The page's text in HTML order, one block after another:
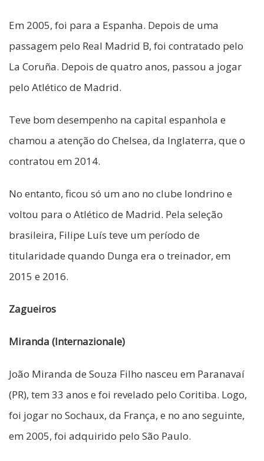
Em 2005, foi para a Espanha. Depois de uma
passagem pelo Real Madrid B, foi contratado pelo
La Coruña. Depois de quatro anos, passou a jogar
pelo Atlético de Madrid.
Teve bom desempenho na capital espanhola e
chamou a atenção do Chelsea, da Inglaterra, que o
contratou em 2014.
No entanto, ficou só um ano no clube londrino e
voltou para o Atlético de Madrid. Pela seleção
brasileira, Filipe Luís teve um período de
titularidade quando Dunga era o treinador, em
2015 e 2016.
Zagueiros
Miranda (Internazionale)
João Miranda de Souza Filho nasceu em Paranavaí
(PR), tem 33 anos e foi revelado pelo Coritiba. Logo,
foi jogar no Sochaux, da França, e no ano seguinte,
em 2005, foi adquirido pelo São Paulo.